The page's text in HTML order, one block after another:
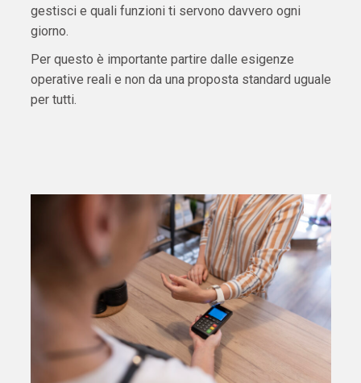
gestisci e quali funzioni ti servono davvero ogni
giorno.
Per questo è importante partire dalle esigenze
operative reali e non da una proposta standard uguale
per tutti.